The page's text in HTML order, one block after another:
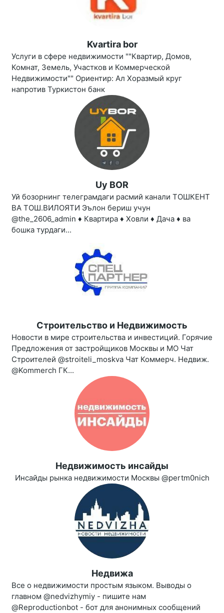
Kvartira bor
Услуги в сфере недвижимости ""Квартир, Домов,
Комнат, Земель, Участков и Коммерческой
Недвижимости"" Ориентир: Ал Хоразмый круг
напротив Туркистон банк
Uy BOR
Уй бозорнинг телеграмдаги расмий канали ТОШКЕНТ
ВА ТОШ.ВИЛОЯТИ Эълон бериш учун
@the_2606_admin ♦️ Квартира ♦️ Ховли ♦️ Дача ♦️ ва
бошка турдаги...
Строительство и Недвижимость
Новости в мире строительства и инвестиций. Горячие
Предложения от застройщиков Москвы и МО Чат
Строителей @stroiteli_moskva Чат Коммерч. Недвиж.
@Kommerch ГК...
Недвижимость инсайды
Инсайды рынка недвижимости Москвы @pertm0nich
Недвижа
Все о недвижимости простым языком. Выводы о
главном @nedvizhymiy - пишите нам
@Reproductionbot - бот для анонимных сообщений